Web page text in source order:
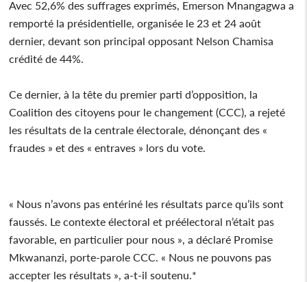
Avec 52,6% des suffrages exprimés, Emerson Mnangagwa a
remporté la présidentielle, organisée le 23 et 24 août
dernier, devant son principal opposant Nelson Chamisa
crédité de 44%.
Ce dernier, à la tête du premier parti d’opposition, la
Coalition des citoyens pour le changement (CCC), a rejeté
les résultats de la centrale électorale, dénonçant des «
fraudes » et des « entraves » lors du vote.
« Nous n’avons pas entériné les résultats parce qu’ils sont
faussés. Le contexte électoral et préélectoral n’était pas
favorable, en particulier pour nous », a déclaré Promise
Mkwananzi, porte-parole CCC. « Nous ne pouvons pas
accepter les résultats », a-t-il soutenu.*